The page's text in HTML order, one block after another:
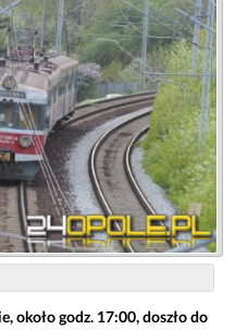
około godz. 17:00, doszło do